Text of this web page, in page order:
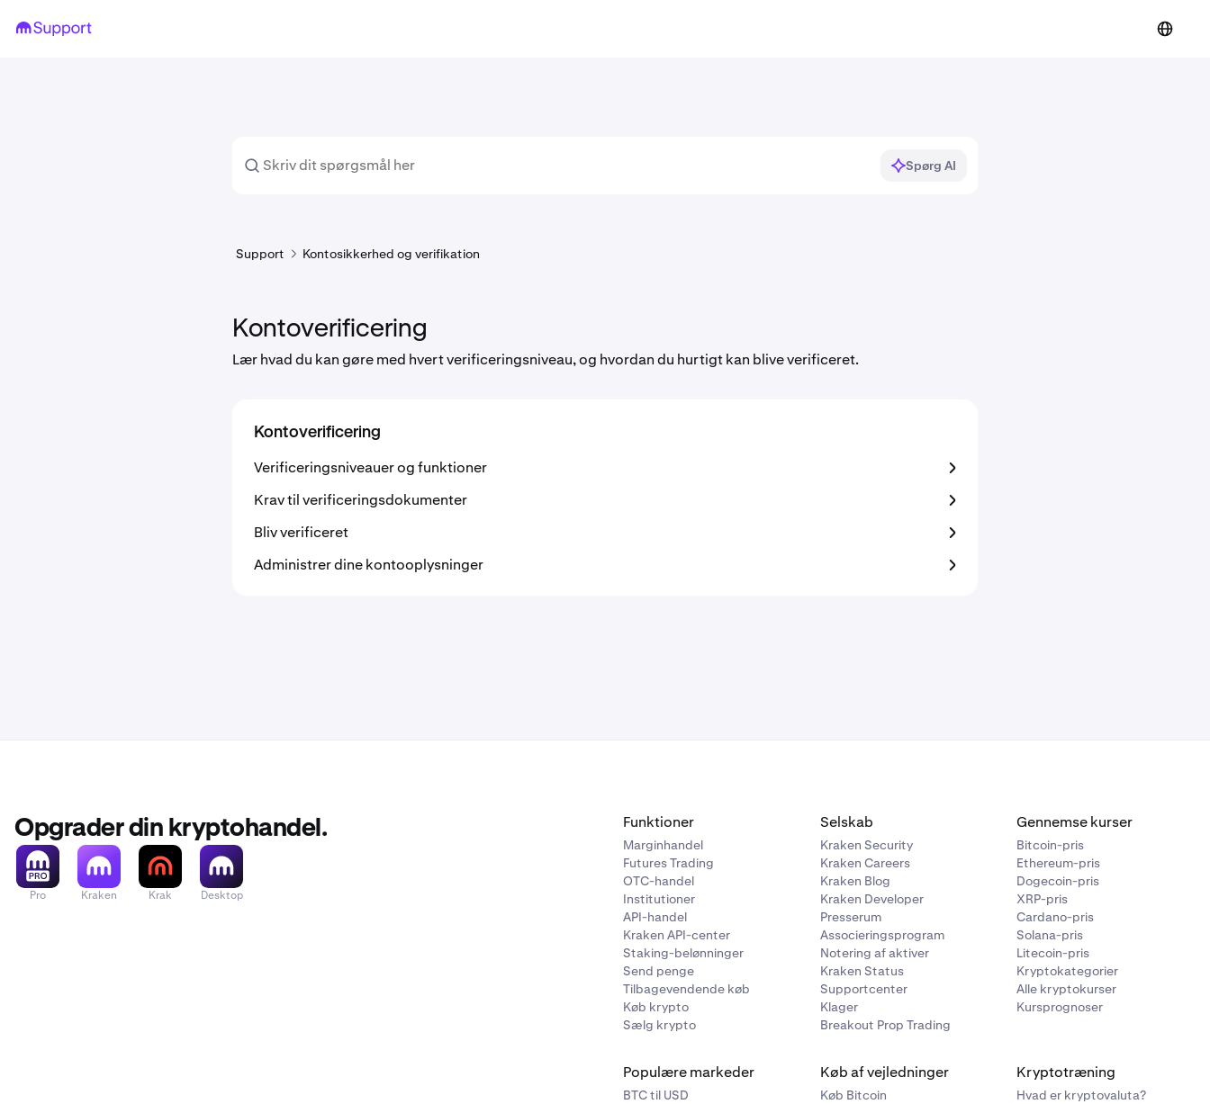
Spørg AI
Support Kontosikkerhed og verifikation
Kontoverificering
Lær hvad du kan gøre med hvert verificeringsniveau, og hvordan du hurtigt kan blive verificeret.
Kontoverificering
Verificeringsniveauer og funktioner
Krav til verificeringsdokumenter
Bliv verificeret
Administrer dine kontooplysninger
Opgrader din kryptohandel.
Pro Kraken Krak Desktop
Funktioner
Marginhandel
Futures Trading
OTC-handel
Institutioner
API-handel
Kraken API-center
Staking-belønninger
Send penge
Tilbagevendende køb
Køb krypto
Sælg krypto
Selskab
Kraken Security
Kraken Careers
Kraken Blog
Kraken Developer
Presserum
Associeringsprogram
Notering af aktiver
Kraken Status
Supportcenter
Klager
Breakout Prop Trading
Gennemse kurser
Bitcoin-pris
Ethereum-pris
Dogecoin-pris
XRP-pris
Cardano-pris
Solana-pris
Litecoin-pris
Kryptokategorier
Alle kryptokurser
Kursprognoser
Populære markeder
BTC til USD
Køb af vejledninger
Køb Bitcoin
Kryptotræning
Hvad er kryptovaluta?